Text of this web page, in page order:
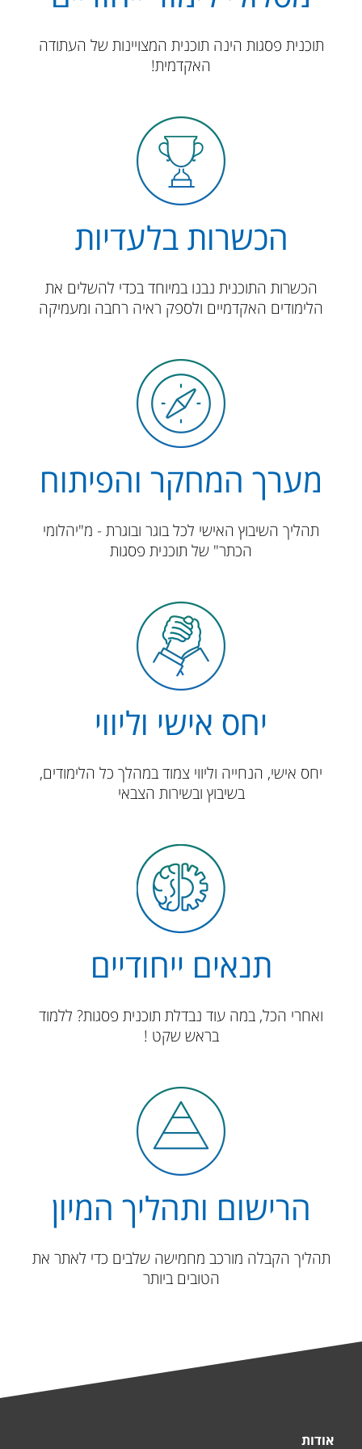
​​​​​​​​​​תוכנית פסגות הינה תוכנית המצויינות של העתודה
האקדמית!
הכשרות בלעדיות
​הכשרות התוכנית נבנו במיוחד בכדי להשלים את
הלימודים האקדמיים ולספק ראיה רחבה ומעמיקה
מערך המחקר והפיתוח
​​תהליך השיבוץ האישי לכל בוגר ובוגרת - מ"יהלומי
הכתר" של תוכנית פסגות
יחס אישי וליווי
יחס אישי, הנחייה וליווי צמוד במהלך כל הלימודים,
בשיבוץ ובשירות הצבאי
תנאים ייחודיים
​​​​​​ואחרי הכל, במה עוד נבדלת תוכנית פסגות? ללמוד
בראש שקט !
הרישום ותהליך המיון
​​תהליך הקבלה מורכב מחמישה שלבים כדי לאתר את
הטובים ביותר
אודות